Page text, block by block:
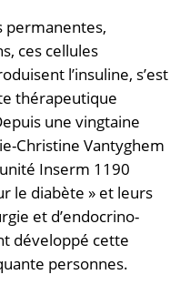
permanentes,
ces cellules
l’insuline, s’est
thérapeutique
une vingtaine
Christine Vantyghem
Inserm 1190
le diabète » et leurs
et d’endocrino-
développé cette
personnes.